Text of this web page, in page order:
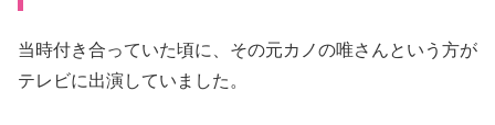
当時付き合っていた頃に、その元カノの唯さんという方が
テレビに出演していました。